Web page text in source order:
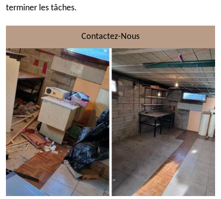
terminer les tâches.
Contactez-Nous